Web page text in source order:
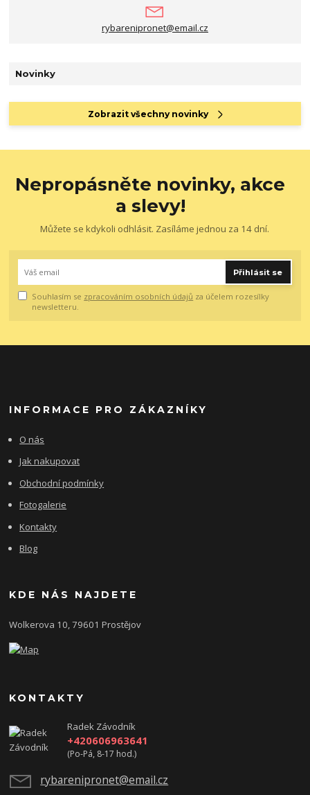
rybarenipronet@email.cz
Novinky
Zobrazit všechny novinky
Nepropásněte novinky, akce
a slevy!
Můžete se kdykoli odhlásit. Zasíláme jednou za 14 dní.
Přihlásit se
Souhlasím se zpracováním osobních údajů za účelem rozesílky
newsletteru.
INFORMACE PRO ZÁKAZNÍKY
O nás
Jak nakupovat
Obchodní podmínky
Fotogalerie
Kontakty
Blog
KDE NÁS NAJDETE
Wolkerova 10, 79601 Prostějov
KONTAKTY
Radek Závodník
+420606963641
(Po-Pá, 8-17 hod.)
rybarenipronet@email.cz